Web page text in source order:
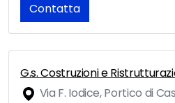
Contatta
G.s. Costruzioni e
Via F. Iodice, Portico di